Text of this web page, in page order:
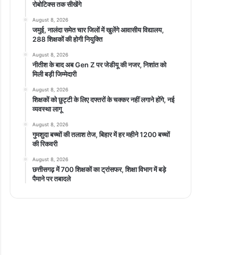
रोबोटिक्स तक सीखेंगे
August 8, 2026
जमुई, नालंदा समेत चार जिलों में खुलेंगे आवासीय विद्यालय,
288 शिक्षकों की होगी नियुक्ति
August 8, 2026
नीतीश के बाद अब Gen Z पर जेडीयू की नजर, निशांत को
मिली बड़ी जिम्मेदारी
August 8, 2026
शिक्षकों को छुट्टी के लिए दफ्तरों के चक्कर नहीं लगाने होंगे, नई
व्यवस्था लागू
August 8, 2026
गुमशुदा बच्चों की तलाश तेज, बिहार में हर महीने 1200 बच्चों
की रिकवरी
August 8, 2026
छत्तीसगढ़ में 700 शिक्षकों का ट्रांसफर, शिक्षा विभाग में बड़े
पैमाने पर तबादले